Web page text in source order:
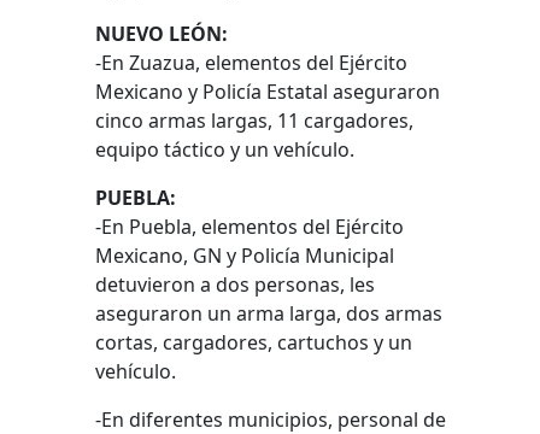
NUEVO LEÓN:
-En Zuazua, elementos del Ejército
Mexicano y Policía Estatal aseguraron
cinco armas largas, 11 cargadores,
equipo táctico y un vehículo.
PUEBLA:
-En Puebla, elementos del Ejército
Mexicano, GN y Policía Municipal
detuvieron a dos personas, les
aseguraron un arma larga, dos armas
cortas, cargadores, cartuchos y un
vehículo.
-En diferentes municipios, personal de